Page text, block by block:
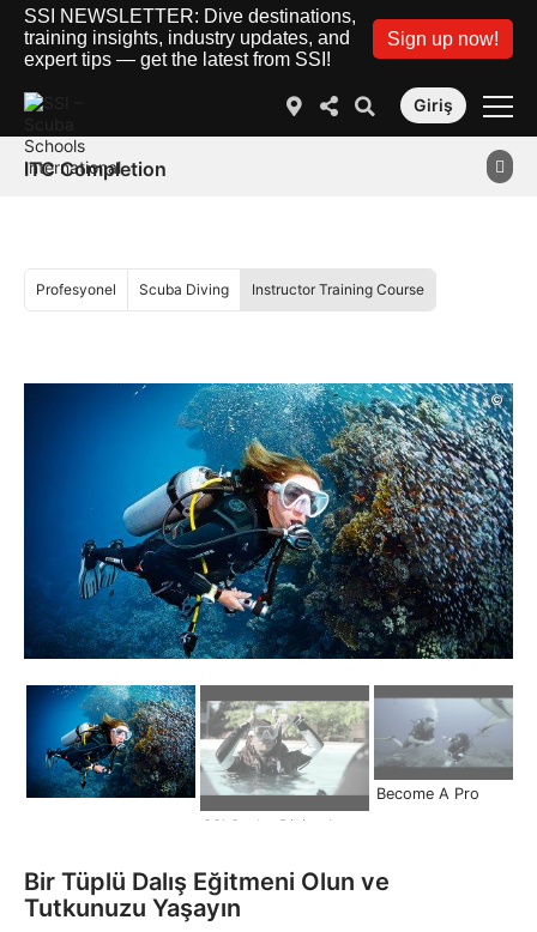
SSI NEWSLETTER: Dive destinations,
training insights, industry updates, and
expert tips — get the latest from SSI!
Sign up now!
Giriş
ITC Completion
Profesyonel Scuba Diving Instructor Training Course
©
Become A Pro
Bir Tüplü Dalış Eğitmeni Olun ve
Tutkunuzu Yaşayın